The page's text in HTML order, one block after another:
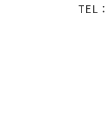
TEL：